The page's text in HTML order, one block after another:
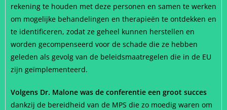
rekening te houden met deze personen en samen te werken
om mogelijke behandelingen en therapieën te ontdekken en
te identificeren, zodat ze geheel kunnen herstellen en
worden gecompenseerd voor de schade die ze hebben
geleden als gevolg van de beleidsmaatregelen die in de EU
zijn geïmplementeerd.
Volgens Dr. Malone was de conferentie een groot succes
dankzij de bereidheid van de MPS die zo moedig waren om